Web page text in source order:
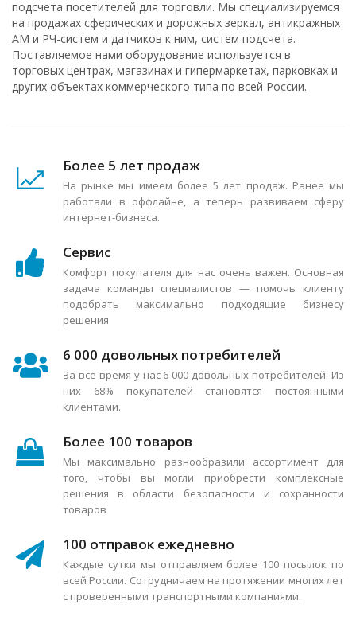
подсчета посетителей для торговли. Мы специализируемся
на продажах сферических и дорожных зеркал, антикражных
АМ и РЧ-систем и датчиков к ним, систем подсчета.
Поставляемое нами оборудование используется в
торговых центрах, магазинах и гипермаркетах, парковках и
других объектах коммерческого типа по всей России.
Более 5 лет продаж
На рынке мы имеем более 5 лет продаж. Ранее мы
работали в оффлайне, а теперь развиваем сферу
интернет-бизнеса.
Сервис
Комфорт покупателя для нас очень важен. Основная
задача команды специалистов — помочь клиенту
подобрать максимально подходящие бизнесу
решения
6 000 довольных потребителей
За всё время у нас 6 000 довольных потребителей. Из
них 68% покупателей становятся постоянными
клиентами.
Более 100 товаров
Мы максимально разнообразили ассортимент для
того, чтобы вы могли приобрести комплексные
решения в области безопасности и сохранности
товаров
100 отправок ежедневно
Каждые сутки мы отправляем более 100 посылок по
всей России. Сотрудничаем на протяжении многих лет
с проверенными транспортными компаниями.